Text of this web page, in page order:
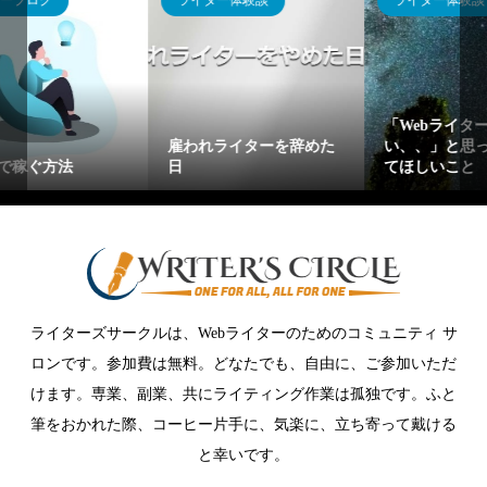
「Webライターてしんど
い、、」と思ったらやっ
てほしいこと
コレだけはやるべきWeb
ライターのSEO対策！
【単価UPの秘訣】
ライターズサークルは、Webライターのためのコミュニティ サ
ロンです。参加費は無料。どなたでも、自由に、ご参加いただ
けます。専業、副業、共にライティング作業は孤独です。ふと
筆をおかれた際、コーヒー片手に、気楽に、立ち寄って戴ける
と幸いです。